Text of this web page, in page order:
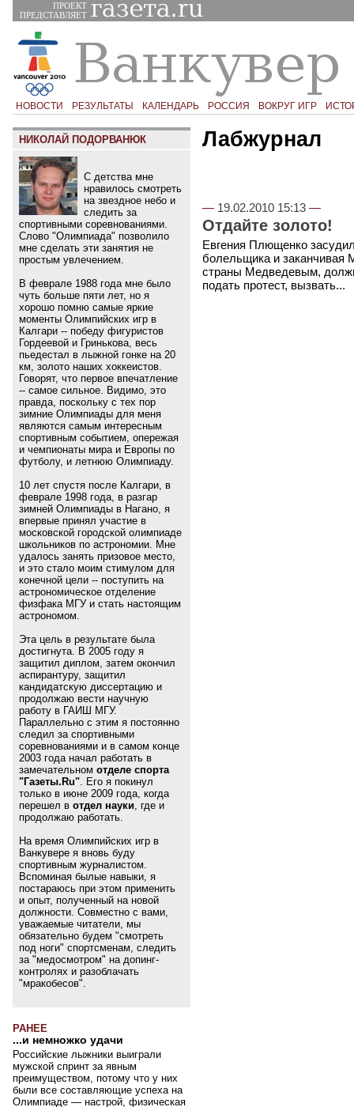
ПРОЕКТ
ПРЕДСТАВЛЯЕТ
НОВОСТИ РЕЗУЛЬТАТЫ КАЛЕНДАРЬ РОССИЯ ВОКРУГ ИГР
Лабжурнал
— 19.02.2010 15:13—
Отдайте золото!
Евгения Плющенко
болельщика и заканчивая
страны Медведевым,
подать протест, вызвать...
НИКОЛАЙ ПОДОРВАНЮК
С детства мне
нравилось смотреть
на звездное небо и
следить за
спортивными соревнованиями.
Слово "Олимпиада" позволило
мне сделать эти занятия не
простым увлечением.
В феврале 1988 года мне было
чуть больше пяти лет, но я
хорошо помню самые яркие
моменты Олимпийских игр в
Калгари -- победу фигуристов
Гордеевой и Гринькова, весь
пьедестал в лыжной гонке на 20
км, золото наших хоккеистов.
Говорят, что первое впечатление
-- самое сильное. Видимо, это
правда, поскольку с тех пор
зимние Олимпиады для меня
являются самым интересным
спортивным событием, опережая
и чемпионаты мира и Европы по
футболу, и летнюю Олимпиаду.
10 лет спустя после Калгари, в
феврале 1998 года, в разгар
зимней Олимпиады в Нагано, я
впервые принял участие в
московской городской олимпиаде
школьников по астрономии. Мне
удалось занять призовое место,
и это стало моим стимулом для
конечной цели -- поступить на
астрономическое отделение
физфака МГУ и стать настоящим
астрономом.
Эта цель в результате была
достигнута. В 2005 году я
защитил диплом, затем окончил
аспирантуру, защитил
кандидатскую диссертацию и
продолжаю вести научную
работу в ГАИШ МГУ.
Параллельно с этим я постоянно
следил за спортивными
соревнованиями и в самом конце
2003 года начал работать в
замечательном отделе спорта
"Газеты.Ru" . Его я покинул
только в июне 2009 года, когда
перешел в отдел науки , где и
продолжаю работать.
На время Олимпийских игр в
Ванкувере я вновь буду
спортивным журналистом.
Вспоминая былые навыки, я
постараюсь при этом применить
и опыт, полученный на новой
должности. Совместно с вами,
уважаемые читатели, мы
обязательно будем "смотреть
под ноги" спортсменам, следить
за "медосмотром" на допинг-
контролях и разоблачать
"мракобесов".
РАНЕЕ
...и немножко удачи
Российские лыжники выиграли
мужской спринт за явным
преимуществом, потому что у них
были все составляющие успеха на
Олимпиаде ― настрой, физическая